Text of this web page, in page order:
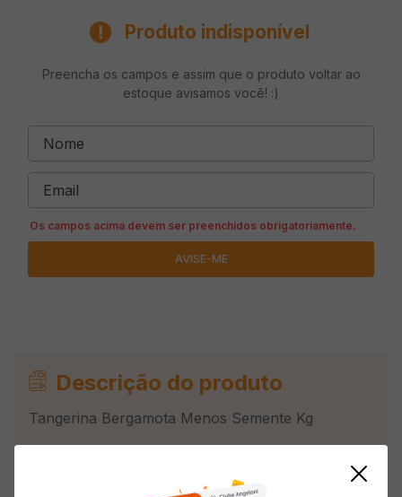
Produto indisponível
Preencha os campos e assim que o produto voltar ao
estoque avisamos você! :)
Descrição do produto
Tangerina Bergamota Menos Semente Kg
Informações do Produto